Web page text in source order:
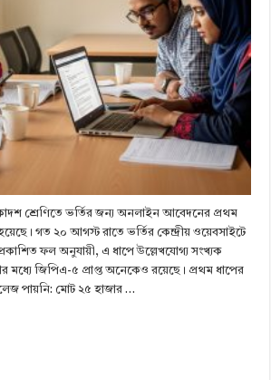
শ্রেণিতে ভর্তির জন্য অনলাইন আবেদনের প্রথম
গত ২০ আগস্ট রাতে ভর্তির কেন্দ্রীয় ওয়েবসাইটে
ফল অনুযায়ী, এ ধাপে উল্লেখযোগ্য সংখ্যক
মধ্যে জিপিএ-৫ প্রাপ্ত অনেকেও রয়েছে। প্রথম ধাপের
পায়নি: মোট ২৫ হাজার …